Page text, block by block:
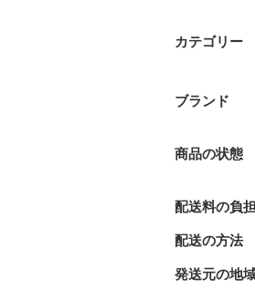
S...新品同様
C...汚れ・
≪注意事項
カテゴリー
ブランド
商品の状態
配送料の負担
配送の方法
発送元の地